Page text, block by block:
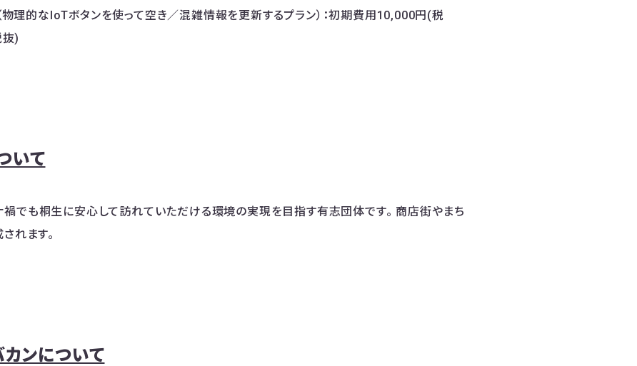
物理的なIoTボタンを使って空き／混雑情報を更新するプラン）：初期費用10,000円(税
抜)
いて
でも桐生に安心して訪れていただける環境の実現を目指す有志団体です。 商店街やまち
れます。
ンについて